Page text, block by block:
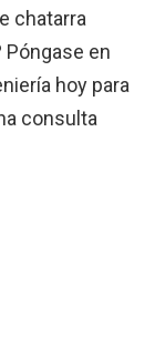
chatarra
en
hoy para
consulta